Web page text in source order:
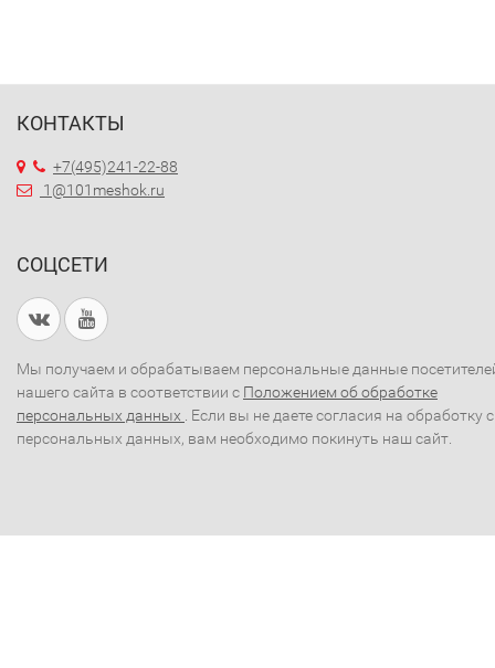
КОНТАКТЫ
+7(495)241-22-88
1@101meshok.ru
СОЦСЕТИ
Мы получаем и обрабатываем персональные данные
нашего сайта в соответствии с Положением об обработке
персональных данных . Если вы не даете согласия на обработку
персональных данных, вам необходимо покинуть наш сайт.